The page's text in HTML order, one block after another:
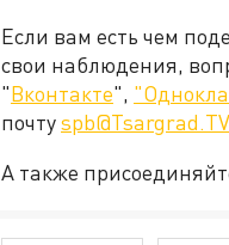
Если вам есть чем
свои наблюдения,
"Вконтакте",
почтуspb@Tsargrad.TV
А также